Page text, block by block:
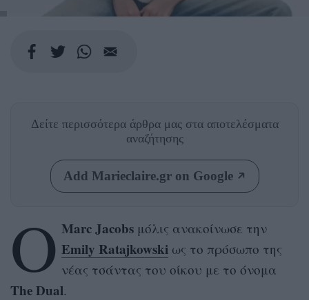
Δείτε περισσότερα άρθρα μας στα αποτελέσματα
αναζήτησης
Add Marieclaire.gr on Google
Ο Marc Jacobsμόλις ανακοίνωσε την
Emily Ratajkowski ως το πρόσωπο της
νέας τσάντας του οίκου με το όνομα
The Dual.